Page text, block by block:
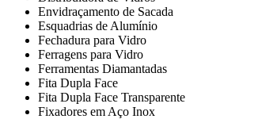
Envidraçamento de Sacada
Esquadrias de Alumínio
Fechadura para Vidro
Ferragens para Vidro
Ferramentas Diamantadas
Fita Dupla Face
Fita Dupla Face Transparente
Fixadores em Aço Inox